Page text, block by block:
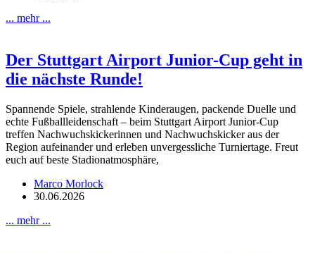
... mehr ...
Der Stuttgart Airport Junior-Cup geht in
die nächste Runde!
Spannende Spiele, strahlende Kinderaugen, packende Duelle und
echte Fußballleidenschaft – beim Stuttgart Airport Junior-Cup
treffen Nachwuchskickerinnen und Nachwuchskicker aus der
Region aufeinander und erleben unvergessliche Turniertage. Freut
euch auf beste Stadionatmosphäre,
Marco Morlock
30.06.2026
... mehr ...